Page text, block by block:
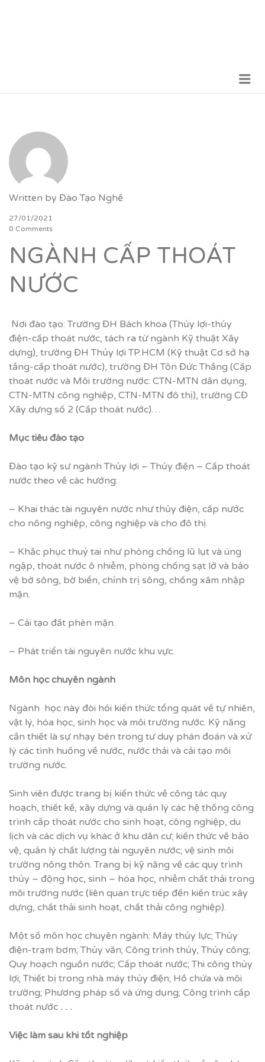
Written by Đào Tạo Nghề
27/01/2021
0 Comments
NGÀNH CẤP THOÁT
NƯỚC
Nơi đào tạo: Trường ĐH Bách khoa (Thủy lợi-thủy
điện-cấp thoát nước, tách ra từ ngành Kỹ thuật Xây
dựng), trường ĐH Thủy lợi TP.HCM (Kỹ thuật Cơ sở hạ
tầng-cấp thoát nước), trường ĐH Tôn Đức Thắng (Cấp
thoát nước và Môi trường nước: CTN-MTN dân dụng,
CTN-MTN công nghiệp, CTN-MTN đô thị), trường CĐ
Xây dựng số 2 (Cấp thoát nước)…
Mục tiêu đào tạo
Đào tạo kỹ sư ngành Thủy lợi – Thủy điện – Cấp thoát
nước theo về các hướng:
– Khai thác tài nguyên nước như thủy điện, cấp nước
cho nông nghiệp, công nghiệp và cho đô thị.
– Khắc phục thuỷ tai như phòng chống lũ lụt và úng
ngập, thoát nước ô nhiễm, phòng chống sạt lở và bảo
vệ bờ sông, bờ biển, chỉnh trị sông, chống xâm nhập
mặn.
– Cải tạo đất phèn mặn.
– Phát triển tài nguyên nước khu vực.
Môn học chuyên ngành
Ngành học này đòi hỏi kiến thức tổng quát về tự nhiên,
vật lý, hóa học, sinh học và môi trường nước. Kỹ năng
cần thiết là sự nhạy bén trong tư duy phán đoán và xử
lý các tình huống về nước, nước thải và cải tạo môi
trường nước.
Sinh viên được trang bị kiến thức về công tác quy
hoạch, thiết kế, xây dựng và quản lý các hệ thống công
trình cấp thoát nước cho sinh hoạt, công nghiệp, du
lịch và các dịch vụ khác ở khu dân cư; kiến thức về bảo
vệ, quản lý chất lượng tài nguyên nước; vệ sinh môi
trường nông thôn. Trang bị kỹ năng về các quy trình
thủy – động học, sinh – hóa học, nhiễm chất thải trong
môi trường nước (liên quan trực tiếp đến kiến trúc xây
dựng, chất thải sinh hoạt, chất thải công nghiệp).
Một số môn học chuyên ngành: Máy thủy lực; Thủy
điện-trạm bơm; Thủy văn; Công trình thủy, Thủy công;
Quy hoạch nguồn nước; Cấp thoát nước; Thi công thủy
lợi; Thiết bị trong nhà máy thủy điện; Hồ chứa và môi
trường; Phương pháp số và ứng dụng; Công trình cấp
thoát nước . . .
Việc làm sau khi tốt nghiệp